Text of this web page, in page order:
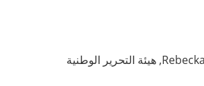
Rebecka